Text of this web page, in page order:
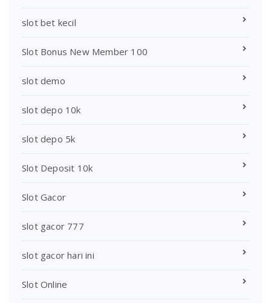
slot bet kecil
Slot Bonus New Member 100
slot demo
slot depo 10k
slot depo 5k
Slot Deposit 10k
Slot Gacor
slot gacor 777
slot gacor hari ini
Slot Online